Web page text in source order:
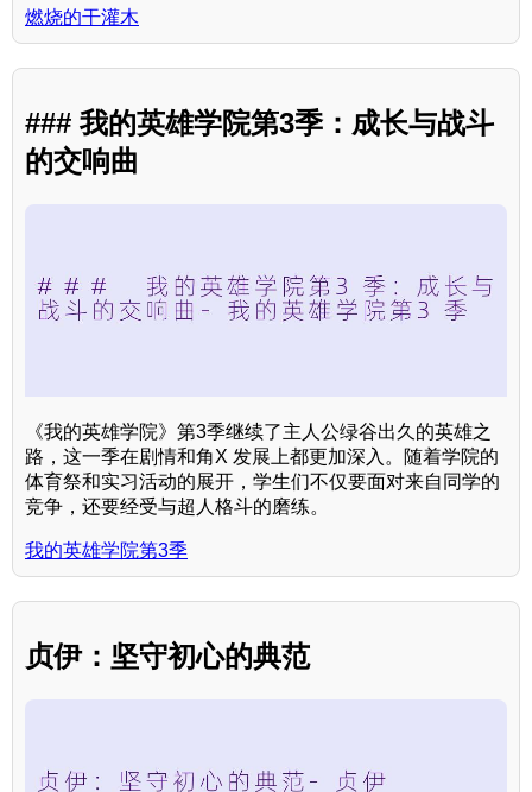
燃烧的干灌木
### 我的英雄学院第3季：成长与战斗
的交响曲
《我的英雄学院》第3季继续了主人公绿谷出久的英雄之
路，这一季在剧情和角X 发展上都更加深入。随着学院的
体育祭和实习活动的展开，学生们不仅要面对来自同学的
竞争，还要经受与超人格斗的磨练。
我的英雄学院第3季
贞伊：坚守初心的典范